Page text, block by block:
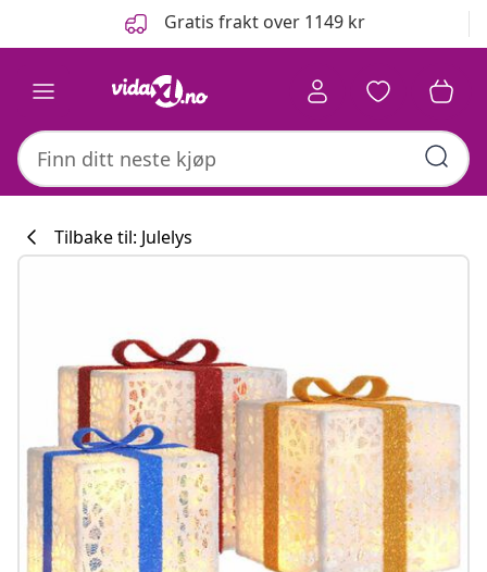
Gratis frakt over 1149 kr
Tilbake til: Julelys